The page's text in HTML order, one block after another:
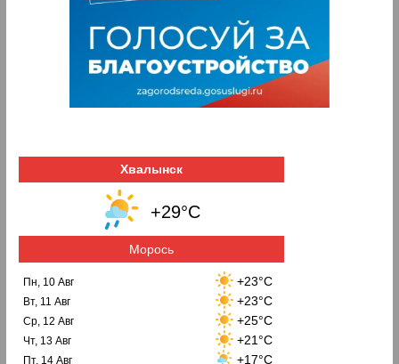
Хвалынск
+29°C
Морось
Пн, 10 Авг +23°C
Вт, 11 Авг +23°C
Ср, 12 Авг +25°C
Чт, 13 Авг +21°C
Пт, 14 Авг +17°C